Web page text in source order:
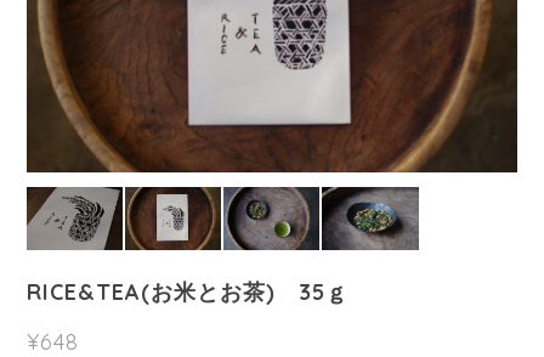
RICE&TEA(お米とお茶) 35ｇ
¥648